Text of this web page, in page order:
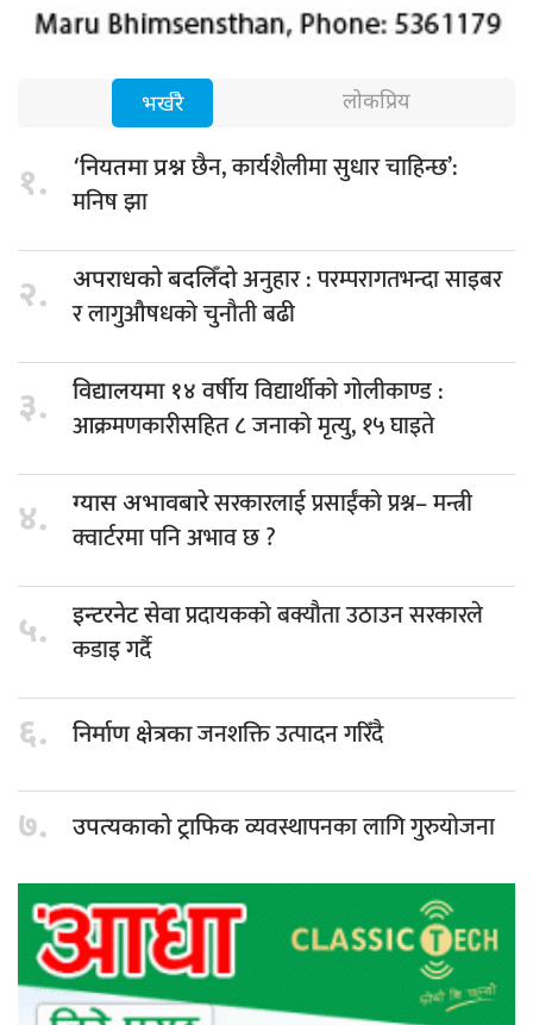
भर्खरै लोकप्रिय
१. ‘नियतमा प्रश्नछैन, कार्यशैलीमा सुधार चाहिन्छ’:
मनिष झा
२. अपराधको बदलिँदोअनुहार : परम्परागतभन्दा साइबर
र लागुऔषधको चुनौती बढी
३. विद्यालयमा १४वर्षीय विद्यार्थीको गोलीकाण्ड :
आक्रमणकारीसहित ८ जनाको मृत्यु, १५ घाइते
४. ग्यास अभावबारेसरकारलाई प्रसाईंको प्रश्न– मन्त्री
क्वार्टरमा पनि अभाव छ ?
५. इन्टरनेट सेवाप्रदायकको बक्यौता उठाउन सरकारले
कडाइ गर्दै
६. निर्माण क्षेत्रकाजनशक्ति उत्पादन गरिँदै
७. उपत्यकाको ट्राफिकव्यवस्थापनका लागि गुरुयोजना